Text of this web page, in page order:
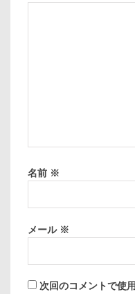
名前 ※
メール ※
次回のコメントで使